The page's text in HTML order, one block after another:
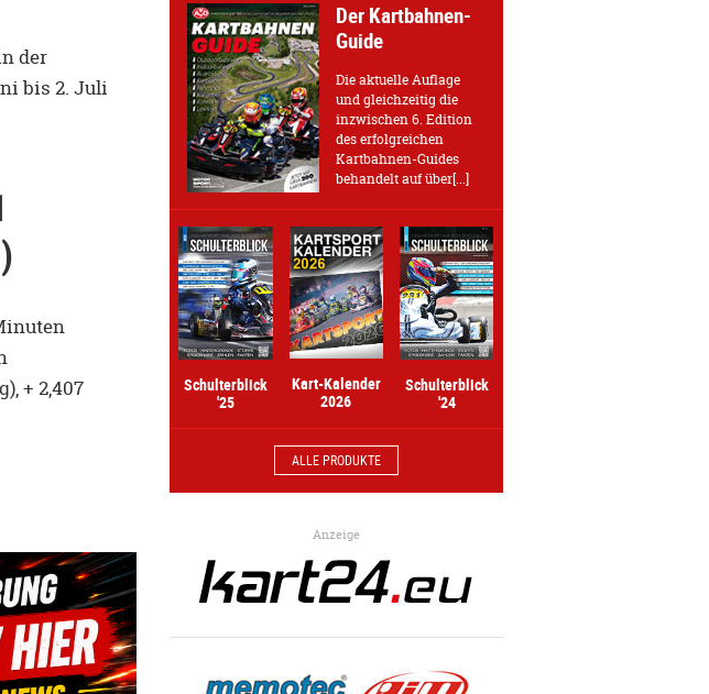
der
bis 2. Juli
+ 2,407
Der Kartbahnen-
Guide
Die aktuelle Auflage
und gleichzeitig die
inzwischen 6. Edition
des erfolgreichen
Kartbahnen-Guides
behandelt auf über[...]
Schulterblick
'25
Kart-Kalender
2026
Schulterblick
'24
ALLE PRODUKTE
Anzeige